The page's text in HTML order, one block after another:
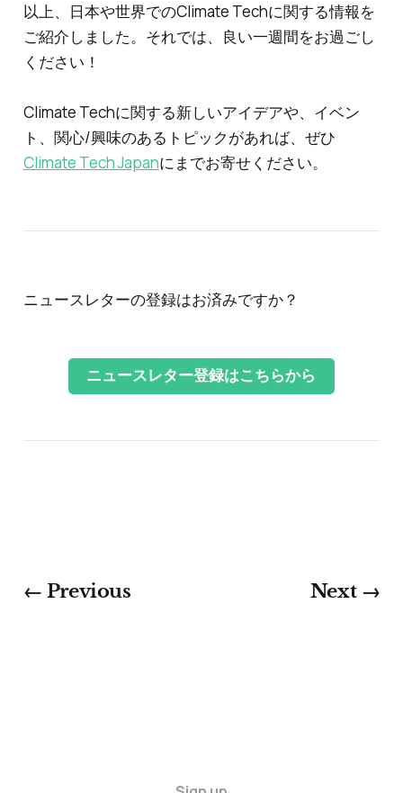
以上、日本や世界でのClimate Techに関する情報を
ご紹介しました。それでは、良い一週間をお過ごし
ください！
Climate Techに関する新しいアイデアや、イベン
ト、関心/興味のあるトピックがあれば、ぜひ
Climate Tech Japanにまでお寄せください。
ニュースレターの登録はお済みですか？
ニュースレター登録はこちらから
← Previous Next →